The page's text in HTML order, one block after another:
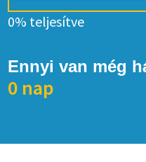
0% teljesítve
Ennyi van még
0 nap